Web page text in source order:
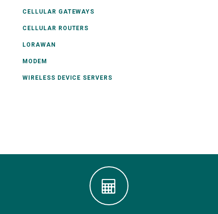
CELLULAR GATEWAYS
CELLULAR ROUTERS
LORAWAN
MODEM
WIRELESS DEVICE SERVERS